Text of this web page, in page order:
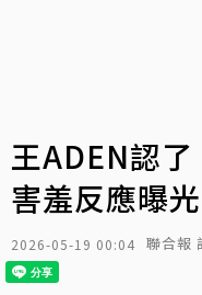
王ADEN認
害羞反應曝光
2026-05-19 00:04 聯合報